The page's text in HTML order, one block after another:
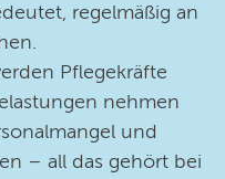
regelmäßig an
Pflegekräfte
nehmen
und
– all das gehört bei